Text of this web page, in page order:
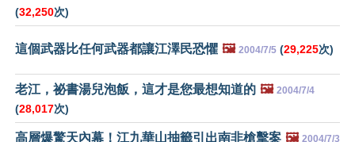
(32,250次)
這個武器比任何武器都讓江澤民恐懼 🖼️ 2004/7/5 (29,225次)
老江，祕書湯兒泡飯，這才是您最想知道的 🖼️ 2004/7/4
(28,017次)
高層爆驚天內幕！江九華山抽籤引出南非槍擊案 🖼️ 2004/7/3